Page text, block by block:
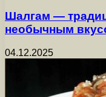
Шалгам —
необычным
04.12.2025